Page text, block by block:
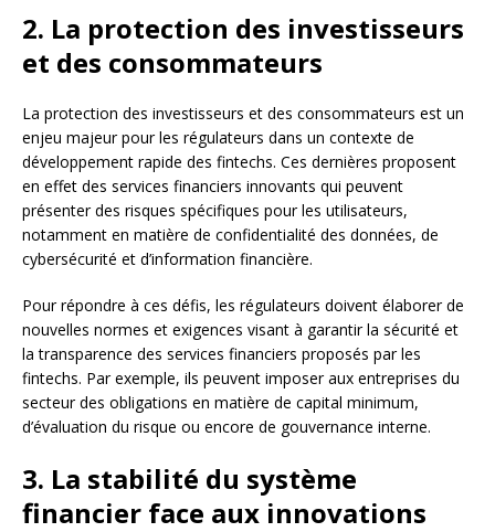
2. La protection des investisseurs
et des consommateurs
La protection des investisseurs et des consommateurs est un
enjeu majeur pour les régulateurs dans un contexte de
développement rapide des fintechs. Ces dernières proposent
en effet des services financiers innovants qui peuvent
présenter des risques spécifiques pour les utilisateurs,
notamment en matière de confidentialité des données, de
cybersécurité et d’information financière.
Pour répondre à ces défis, les régulateurs doivent élaborer de
nouvelles normes et exigences visant à garantir la sécurité et
la transparence des services financiers proposés par les
fintechs. Par exemple, ils peuvent imposer aux entreprises du
secteur des obligations en matière de capital minimum,
d’évaluation du risque ou encore de gouvernance interne.
3. La stabilité du système
financier face aux innovations